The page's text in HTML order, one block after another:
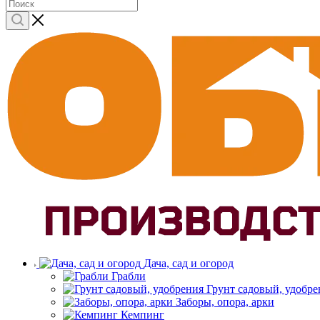
Дача, сад и огород
Грабли
Грунт садовый,
Заборы, опора, арки
Кемпинг